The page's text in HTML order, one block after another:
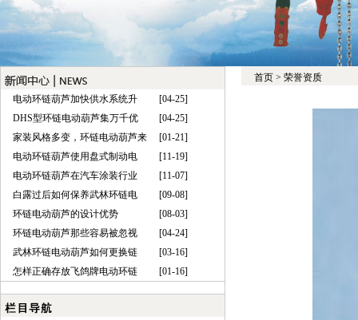
电动环链葫芦加快供水系统升
[04-25]
DHS型环链电动葫芦集万千优
[04-25]
家装风格多变，环链电动葫芦来
[01-21]
电动环链葫芦使用盘式制动电
[11-19]
电动环链葫芦在汽车涂装行业
[11-07]
白露过后如何保养武林环链电
[09-08]
环链电动葫芦的设计优势
[08-03]
环链电动葫芦那些容易被忽视
[04-24]
武林环链电动葫芦如何更换链
[03-16]
怎样正确存放飞鸽牌电动环链
[01-16]
首页 > 荣誉资质